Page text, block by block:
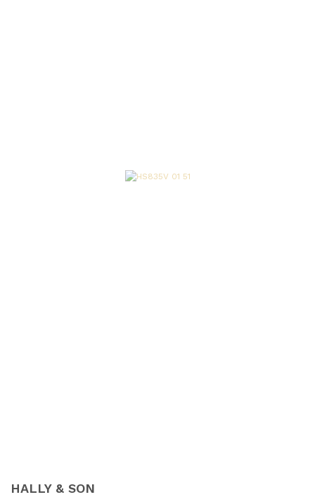
HALLY & SON